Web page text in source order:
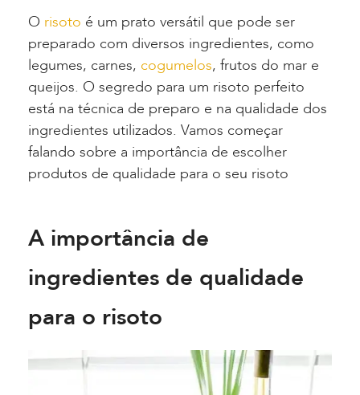
O risoto é um prato versátil que pode ser
preparado com diversos ingredientes, como
legumes, carnes, cogumelos, frutos do mar e
queijos. O segredo para um risoto perfeito
está na técnica de preparo e na qualidade dos
ingredientes utilizados. Vamos começar
falando sobre a importância de escolher
produtos de qualidade para o seu risoto
A importância de
ingredientes de qualidade
para o risoto